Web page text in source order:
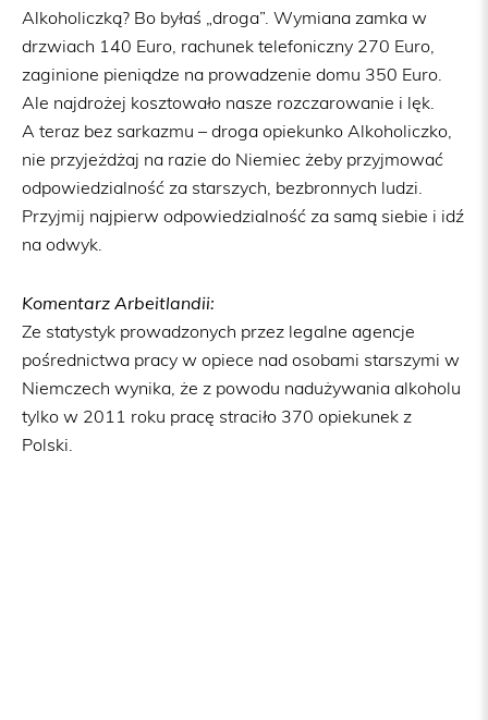
Alkoholiczką? Bo byłaś „droga”. Wymiana zamka w
drzwiach 140 Euro, rachunek telefoniczny 270 Euro,
zaginione pieniądze na prowadzenie domu 350 Euro.
Ale najdrożej kosztowało nasze rozczarowanie i lęk.
A teraz bez sarkazmu – droga opiekunko Alkoholiczko,
nie przyjeżdżaj na razie do Niemiec żeby przyjmować
odpowiedzialność za starszych, bezbronnych ludzi.
Przyjmij najpierw odpowiedzialność za samą siebie i idź
na odwyk.
Komentarz Arbeitlandii:
Ze statystyk prowadzonych przez legalne agencje
pośrednictwa pracy w opiece nad osobami starszymi w
Niemczech wynika, że z powodu nadużywania alkoholu
tylko w 2011 roku pracę straciło 370 opiekunek z
Polski.